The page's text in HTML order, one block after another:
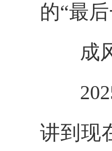
的“最
成风
2025
讲到现